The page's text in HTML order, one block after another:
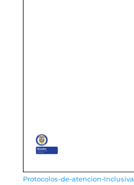
Protocolos-de-atencion-Inclusiva